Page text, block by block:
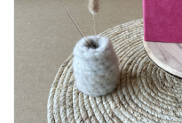
Natuurbegraven
Allerlei